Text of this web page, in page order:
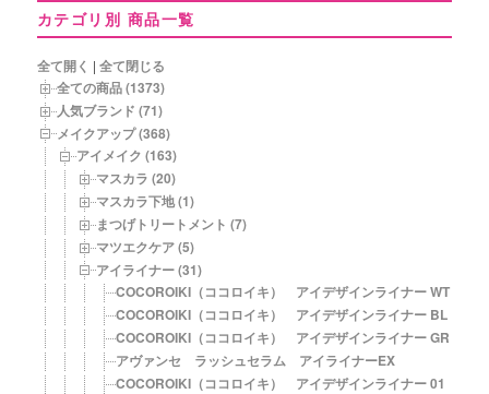
月
別
商
品
一
覧
カテゴリ別 商品一覧
全て開く |全て閉じる
全ての商品 (1373)
人気ブランド (71)
メイクアップ (368)
アイメイク (163)
マスカラ (20)
マスカラ下地 (1)
まつげトリートメント (7)
マツエクケア (5)
アイライナー (31)
COCOROIKI（ココロイキ） アイデザインライナー WT グ
COCOROIKI（ココロイキ） アイデザインライナー BL ブル
COCOROIKI（ココロイキ） アイデザインライナー GR ペ
アヴァンセ ラッシュセラム アイライナーEX
COCOROIKI（ココロイキ） アイデザインライナー 01 ミス